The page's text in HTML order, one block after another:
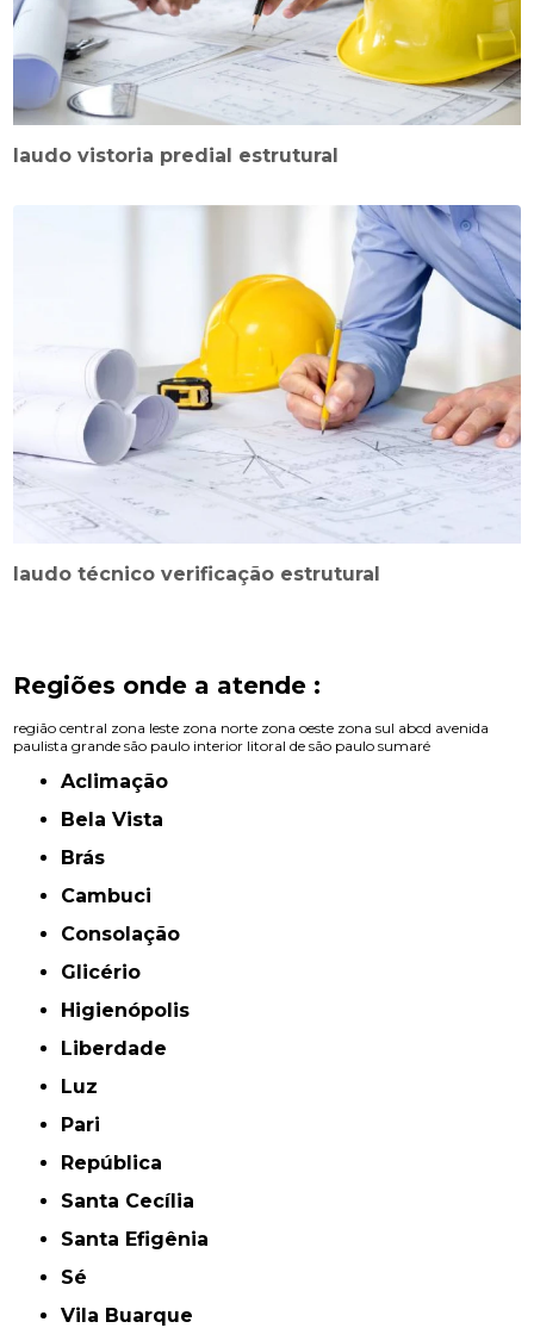
laudo vistoria predial estrutural
laudo técnico verificação estrutural
Regiões onde a atende :
região central zona leste zona norte zona oeste zona sul abcd avenida
paulista grande são paulo interior litoral de são paulo sumaré
Aclimação
Bela Vista
Brás
Cambuci
Consolação
Glicério
Higienópolis
Liberdade
Luz
Pari
República
Santa Cecília
Santa Efigênia
Sé
Vila Buarque